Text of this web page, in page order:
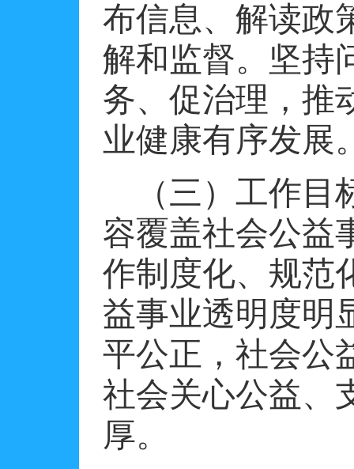
布信息、解读政
解和监督。坚持
务、促治理，推
业健康有序发展
（三）工作目
容覆盖社会公益
作制度化、规范
益事业透明度明
平公正，社会公
社会关心公益、
厚。